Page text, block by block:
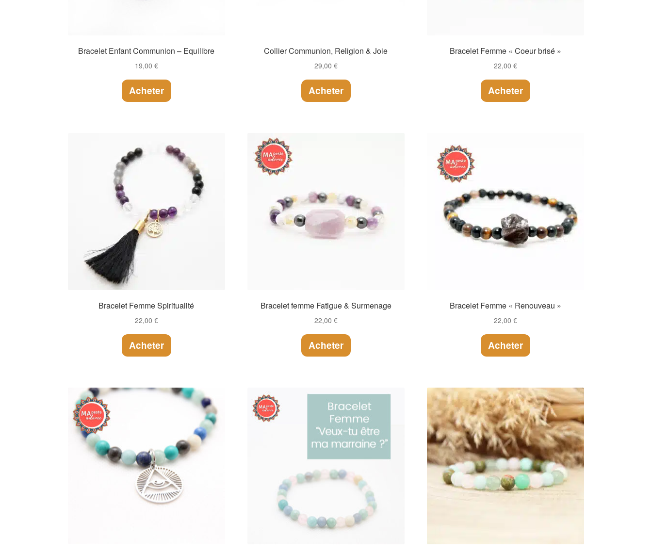
Bracelet Enfant Communion – Equilibre
19,00 €
Acheter
Collier Communion, Religion & Joie
29,00 €
Acheter
Bracelet Femme « Coeur brisé »
22,00€
Acheter
Bracelet Femme Spiritualité
22,00 €
Acheter
Bracelet femme Fatigue & Surmenage
22,00 €
Acheter
Bracelet Femme « Renouveau »
22,00€
Acheter